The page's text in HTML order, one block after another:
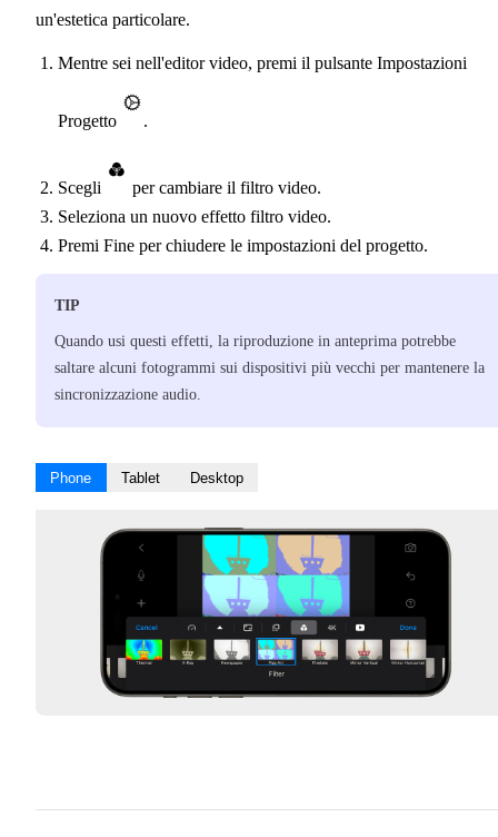
un'estetica particolare.
Mentre sei nell'editor video, premi il pulsante Impostazioni
Progetto .
Scegli
per cambiare il filtro video.
Seleziona un nuovo effetto filtro video.
Premi Fine per chiudere le impostazioni del progetto.
TIP
Quando usi questi effetti, la riproduzione in anteprima potrebbe
saltare alcuni fotogrammi sui dispositivi più vecchi per mantenere la
sincronizzazione audio.
Phone Tablet Desktop